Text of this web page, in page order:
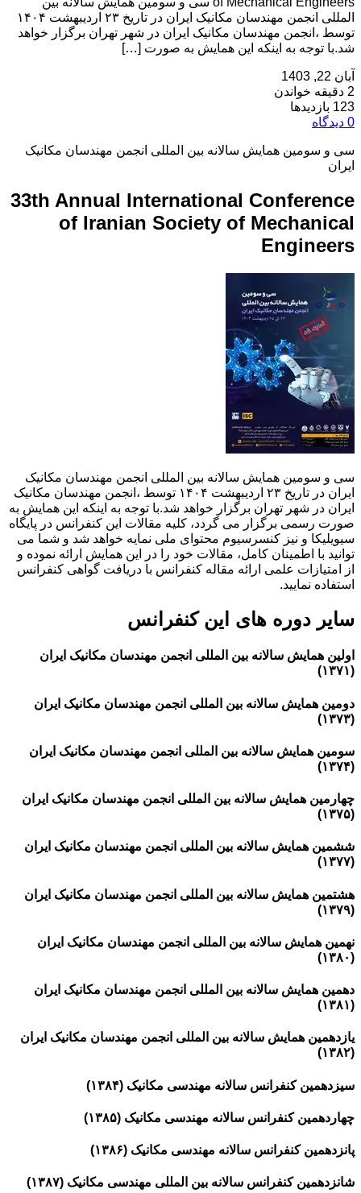
المللی انجمن مهندسان مکانیک ایران در تاریخ ۲۳ اردیبهشت ۱۴۰۴
توسط ،انجمن مهندسان مکانیک ایران در شهر تهران برگزار خواهد
شد.با توجه به اینکه این همایش به صورت […]
آبان 22, 1403
2 دقیقه خواندن
123 بازدیدها
0 دیدگاه
سی و سومین همایش سالانه بین المللی انجمن مهندسان مکانیک
ایران
33th Annual International Conference
of Iranian Society of Mechanical
Engineers
سی و سومین همایش سالانه بین المللی انجمن مهندسان مکانیک
ایران در تاریخ ۲۳ اردیبهشت ۱۴۰۴ توسط ،انجمن مهندسان مکانیک
ایران در شهر تهران برگزار خواهد شد.با توجه به اینکه این همایش به
صورت رسمی برگزار می گردد، کلیه مقالات این کنفرانس در پایگاه
سیویلیکا و نیز کنسرسیوم محتوای ملی نمایه خواهد شد و شما می
توانید با اطمینان کامل، مقالات خود را در این همایش ارائه نموده و
از امتیازات علمی ارائه مقاله کنفرانس با دریافت گواهی کنفرانس
استفاده نمایید.
سایر دوره های این کنفرانس
اولین همایش سالانه بین المللی انجمن مهندسان مکانیک ایران
(۱۳۷۱)
دومین همایش سالانه بین المللی انجمن مهندسان مکانیک ایران
(۱۳۷۳)
سومین همایش سالانه بین المللی انجمن مهندسان مکانیک ایران
(۱۳۷۴)
چهارمین همایش سالانه بین المللی انجمن مهندسان مکانیک ایران
(۱۳۷۵)
ششمین همایش سالانه بین المللی انجمن مهندسان مکانیک ایران
(۱۳۷۷)
هشتمین همایش سالانه بین المللی انجمن مهندسان مکانیک ایران
(۱۳۷۹)
نهمین همایش سالانه بین المللی انجمن مهندسان مکانیک ایران
(۱۳۸۰)
دهمین همایش سالانه بین المللی انجمن مهندسان مکانیک ایران
(۱۳۸۱)
یازدهمین همایش سالانه بین المللی انجمن مهندسان مکانیک ایران
(۱۳۸۲)
سیزدهمین کنفرانس سالانه مهندسی مکانیک (۱۳۸۴)
چهاردهمین کنفرانس سالانه مهندسی مکانیک (۱۳۸۵)
پانزدهمین کنفرانس سالانه مهندسی مکانیک (۱۳۸۶)
شانزدهمین کنفرانس سالانه بین المللی مهندسی مکانیک (۱۳۸۷)